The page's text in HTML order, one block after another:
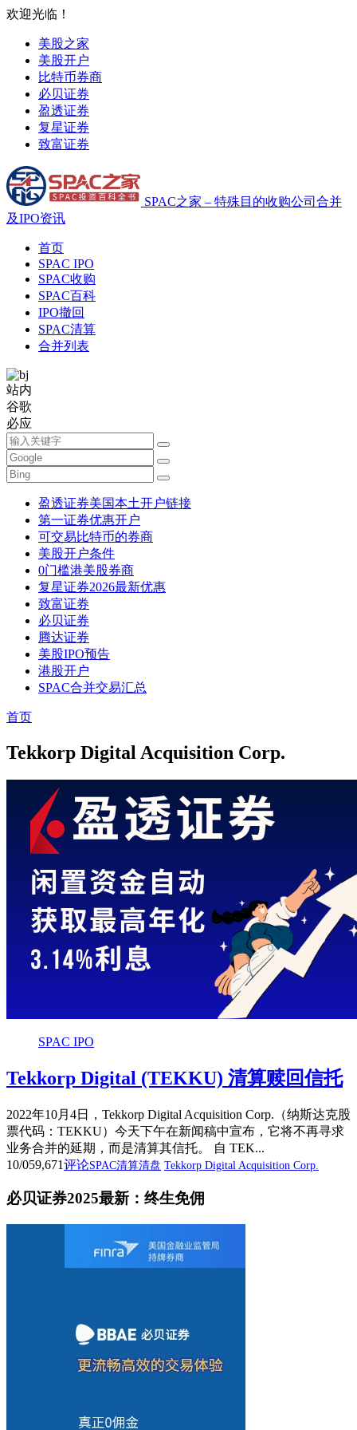
欢迎光临！
美股之家
美股开户
比特币券商
必贝证券
盈透证券
复星证券
致富证券
SPAC之家 – 特殊目的收购公司合并
及IPO资讯
首页
SPAC IPO
SPAC收购
SPAC百科
IPO撤回
SPAC清算
合并列表
站内
谷歌
必应
盈透证券美国本土开户链接
第一证券优惠开户
可交易比特币的券商
美股开户条件
0门槛港美股券商
复星证券2026最新优惠
致富证券
必贝证券
腾达证券
美股IPO预告
港股开户
SPAC合并交易汇总
首页
Tekkorp Digital Acquisition Corp.
SPAC IPO
Tekkorp Digital (TEKKU) 清算赎回信托
2022年10月4日，Tekkorp Digital Acquisition Corp.（纳斯达克股
票代码：TEKKU）今天下午在新闻稿中宣布，它将不再寻求
业务合并的延期，而是清算其信托。 自 TEK...
10/059,671评论SPAC清算清盘 Tekkorp Digital Acquisition Corp.
必贝证券2025最新：终生免佣